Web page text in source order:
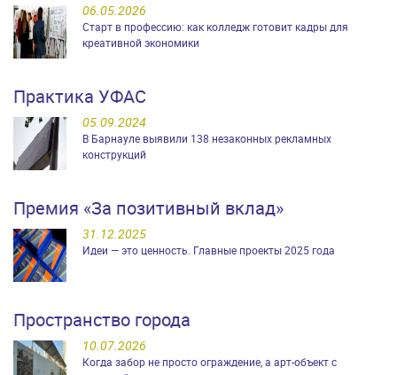
06.05.2026
Старт в профессию: как колледж готовит кадры для
креативной экономики
Практика УФАС
05.09.2024
В Барнауле выявили 138 незаконных рекламных
конструкций
Премия «За позитивный вклад»
31.12.2025
Идеи — это ценность. Главные проекты 2025 года
Пространство города
10.07.2026
Когда забор не просто ограждение, а арт-объект с